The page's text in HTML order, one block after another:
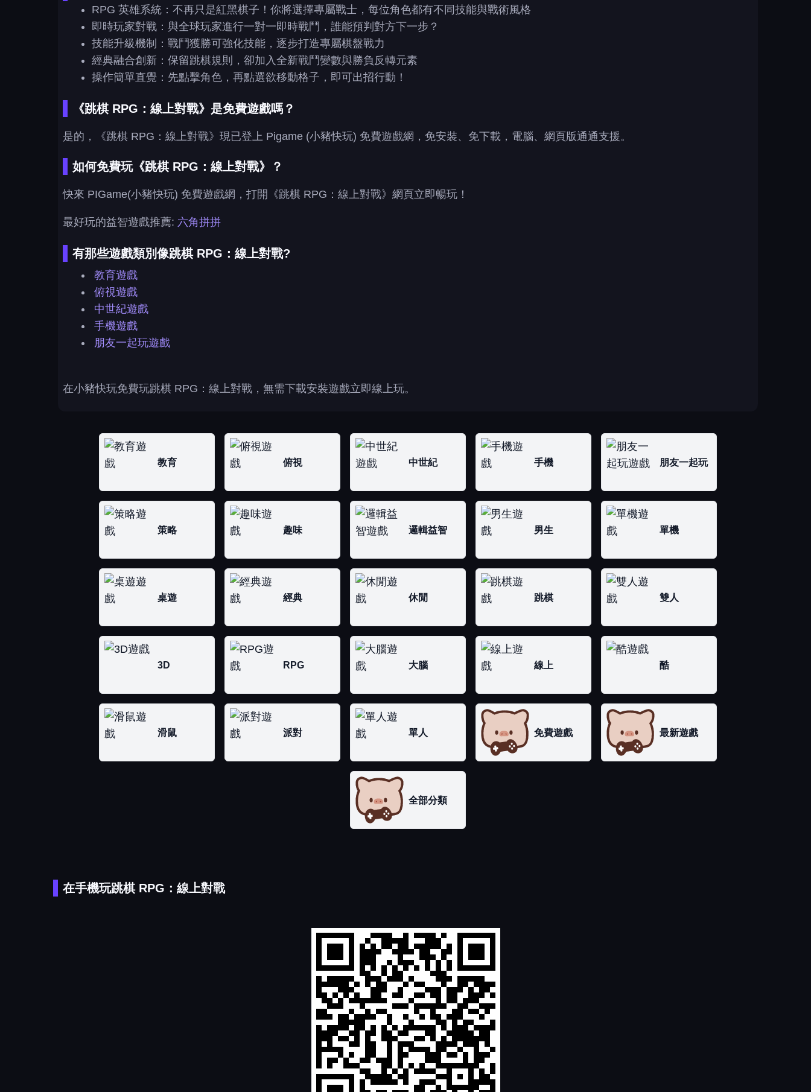
RPG 英雄系統：不再只是紅黑棋子！你將選擇專屬戰士，每位角色都有不同技能與戰術風格
即時玩家對戰：與全球玩家進行一對一即時戰鬥，誰能預判對方下一步？
技能升級機制：戰鬥獲勝可強化技能，逐步打造專屬棋盤戰力
經典融合創新：保留跳棋規則，卻加入全新戰鬥變數與勝負反轉元素
操作簡單直覺：先點擊角色，再點選欲移動格子，即可出招行動！
《跳棋 RPG：線上對戰》是免費遊戲嗎？
是的，《跳棋 RPG：線上對戰》現已登上 Pigame (小豬快玩) 免費遊戲網，免安裝、免下載，電腦、網頁版通通支援。
如何免費玩《跳棋 RPG：線上對戰》？
快來 PIGame(小豬快玩) 免費遊戲網，打開《跳棋 RPG：線上對戰》網頁立即暢玩！
最好玩的益智遊戲推薦: 六角拼拼
有那些遊戲類別像跳棋 RPG：線上對戰?
教育遊戲
俯視遊戲
中世紀遊戲
手機遊戲
朋友一起玩遊戲
在小豬快玩免費玩跳棋 RPG：線上對戰，無需下載安裝遊戲立即線上玩。
教育 俯視 中世紀 手機 朋友一起玩
策略 趣味 邏輯益智 男生 單機
桌遊 經典 休閒 跳棋 雙人
3D RPG 大腦 線上 酷
滑鼠 派對 單人 免費遊戲 最新遊戲
全部分類
在手機玩跳棋 RPG：線上對戰